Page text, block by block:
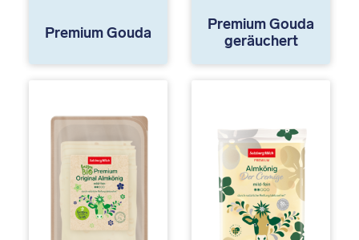
Premium Gouda
Premium Gouda
geräuchert